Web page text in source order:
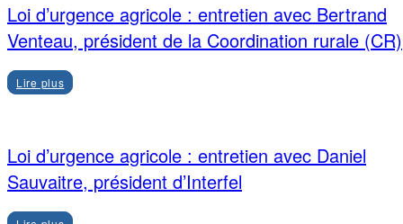
Loi d’urgence agricole : entretien avec Bertrand
Venteau, président de la Coordination rurale (CR)
Lire plus
Loi d’urgence agricole : entretien avec Daniel
Sauvaitre, président d’Interfel